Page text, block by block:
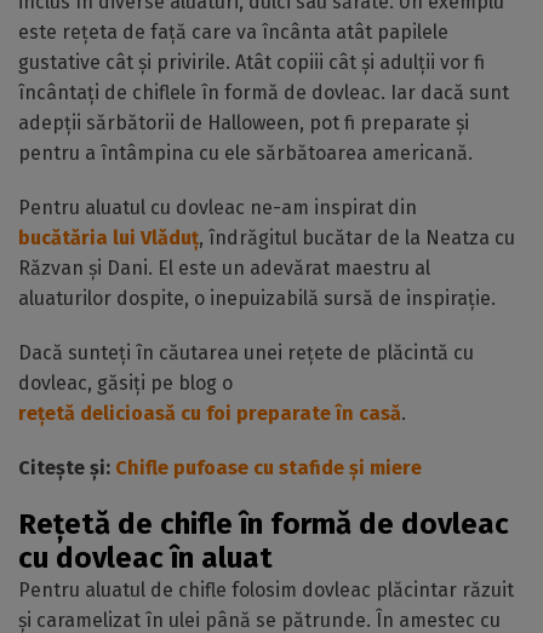
este rețeta de față care va încânta atât papilele
gustative cât și privirile. Atât copiii cât și adulții vor fi
încântați de chiflele în formă de dovleac. Iar dacă sunt
adepții sărbătorii de Halloween, pot fi preparate și
pentru a întâmpina cu ele sărbătoarea americană.
Pentru aluatul cu dovleac ne-am inspirat din
bucătăria lui Vlăduț, îndrăgitul bucătar de la Neatza cu
Răzvan și Dani. El este un adevărat maestru al
aluaturilor dospite, o inepuizabilă sursă de inspirație.
Dacă sunteți în căutarea unei rețete de plăcintă cu
dovleac, găsiți pe blog o
rețetă delicioasă cu foi preparate în casă.
Citește și: Chifle pufoase cu stafide și miere
Rețetă de chifle în formă de dovleac
cu dovleac în aluat
Pentru aluatul de chifle folosim dovleac plăcintar răzuit
și caramelizat în ulei până se pătrunde. În amestec cu